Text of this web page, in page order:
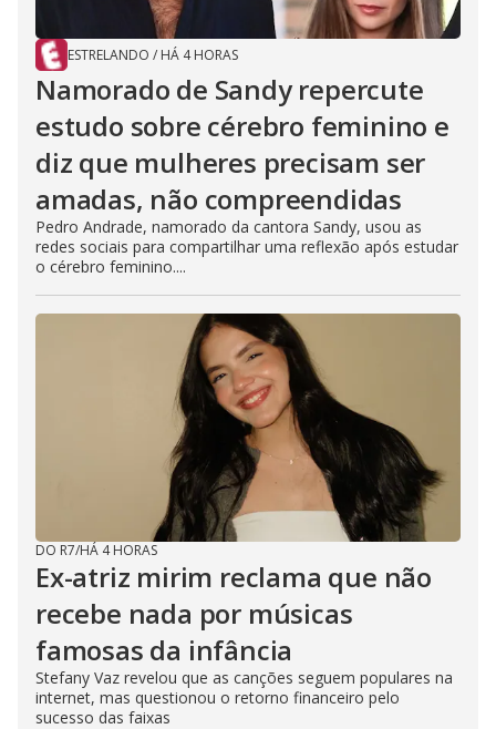
ESTRELANDO / HÁ 4 HORAS
Namorado de Sandy repercute
estudo sobre cérebro feminino e
diz que mulheres precisam ser
amadas, não compreendidas
Pedro Andrade, namorado da cantora Sandy, usou as
redes sociais para compartilhar uma reflexão após estudar
o cérebro feminino....
DO R7/HÁ 4 HORAS
Ex-atriz mirim reclama que não
recebe nada por músicas
famosas da infância
Stefany Vaz revelou que as canções seguem populares na
internet, mas questionou o retorno financeiro pelo
sucesso das faixas